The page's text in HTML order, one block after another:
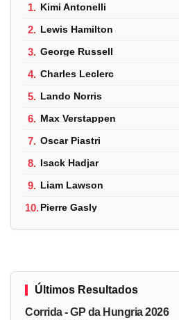
1. Kimi Antonelli
2. Lewis Hamilton
3. George Russell
4. Charles Leclerc
5. Lando Norris
6. Max Verstappen
7. Oscar Piastri
8. Isack Hadjar
9. Liam Lawson
10.Pierre Gasly
Últimos Resultados
Corrida - GP da Hungria 2026